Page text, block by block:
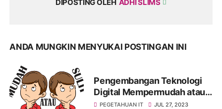
DIPOSTING OLEH ADHI SLIMS
ANDA MUNGKIN MENYUKAI POSTINGAN INI
Pengembangan Teknologi
Digital Mempermudah atau
Mempersulit
PEGETAHUAN IT JUL 27, 2023